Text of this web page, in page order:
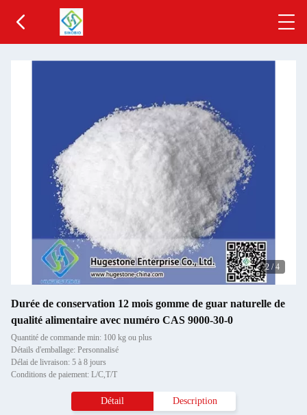
2 /4
Durée de conservation 12 mois gomme de guar naturelle de
qualité alimentaire avec numéro CAS 9000-30-0
Quantité de commande min: 100 kg ou plus
Détails d'emballage: Personnalisé
Délai de livraison: 5 à 8 jours
Conditions de paiement: L/C,T/T
Détail Description